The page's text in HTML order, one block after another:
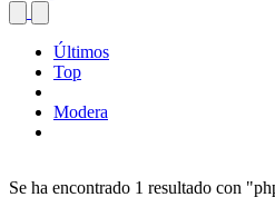
Últimos
Top
Modera
Se ha encontrado 1 resultado con